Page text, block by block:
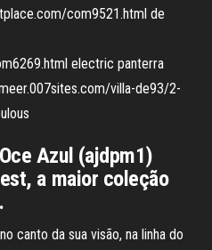
com9521.html de
electric panterra
villa-de93/2-
Azul (ajdpm1)
a maior coleção
canto da sua visão, na linha do